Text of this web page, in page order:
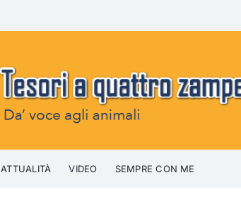
ATTUALITÀ VIDEO SEMPRE CON ME